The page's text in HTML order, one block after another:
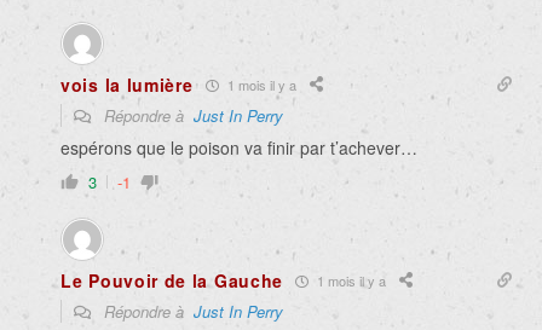
vois la lumière 1 mois il y a
Répondre à Just In Perry
espérons que le poison va finir par t’achever…
3 -1
Le Pouvoir de la Gauche 1 mois il y a
Répondre à Just In Perry